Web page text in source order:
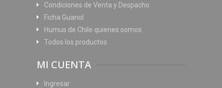
Condiciones de Venta y Despacho
Ficha Guanol
Humus de Chile quienes somos
Todos los productos
MI CUENTA
Ingresar